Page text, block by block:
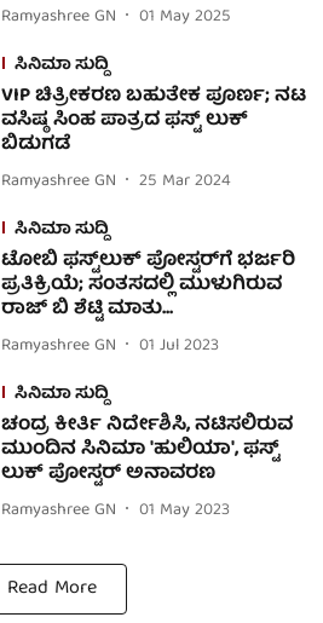
Ramyashree GN
01 May 2025
ಸಿನಿಮಾ ಸುದ್ದಿ
VIP ಚಿತ್ರೀಕರಣ ಬಹುತೇಕ ಪೂರ್ಣ; ನಟ
ವಸಿಷ್ಠ ಸಿಂಹ ಪಾತ್ರದ ಫಸ್ಟ್ ಲುಕ್
ಬಿಡುಗಡೆ
Ramyashree GN
25 Mar 2024
ಸಿನಿಮಾ ಸುದ್ದಿ
ಟೋಬಿ ಫಸ್ಟ್‌ಲುಕ್ ಪೋಸ್ಟರ್‌ಗೆ ಭರ್ಜರಿ
ಪ್ರತಿಕ್ರಿಯೆ; ಸಂತಸದಲ್ಲಿ ಮುಳುಗಿರುವ
ರಾಜ್ ಬಿ ಶೆಟ್ಟಿ ಮಾತು...
Ramyashree GN
01 Jul 2023
ಸಿನಿಮಾ ಸುದ್ದಿ
ಚಂದ್ರ ಕೀರ್ತಿ ನಿರ್ದೇಶಿಸಿ, ನಟಿಸಲಿರುವ
ಮುಂದಿನ ಸಿನಿಮಾ 'ಹುಲಿಯಾ', ಫಸ್ಟ್
ಲುಕ್ ಪೋಸ್ಟರ್ ಅನಾವರಣ
Ramyashree GN 01 May 2023
Read More